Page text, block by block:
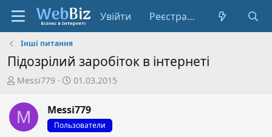
Увійти Реєстрація
Інші питання
Підозрілий заробіток в інтернеті
А
т
о
р
Messi779
Д
т
а
с
01.03.2015
M Messi779
Пользователи